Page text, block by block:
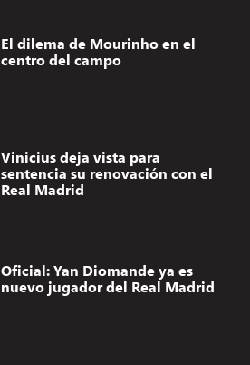
El dilema de Mourinho en el
centro del campo
Vinicius deja vista para
sentencia su renovación con el
Real Madrid
Oficial: Yan Diomande ya es
nuevo jugador del Real Madrid